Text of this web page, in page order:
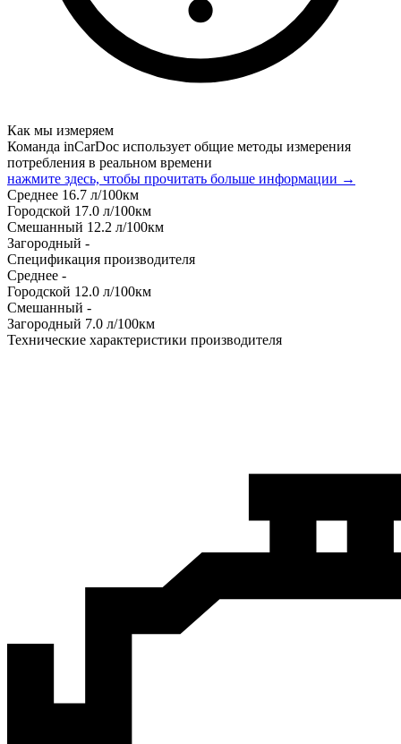
Как мы измеряем
Команда inCarDoc использует общие методы измерения
потребления в реальном времени
нажмите здесь, чтобы прочитать больше информации →
Среднее 16.7 л/100км
Городской 17.0 л/100км
Смешанный 12.2 л/100км
Загородный -
Спецификация производителя
Среднее -
Городской 12.0 л/100км
Смешанный -
Загородный 7.0 л/100км
Технические характеристики производителя